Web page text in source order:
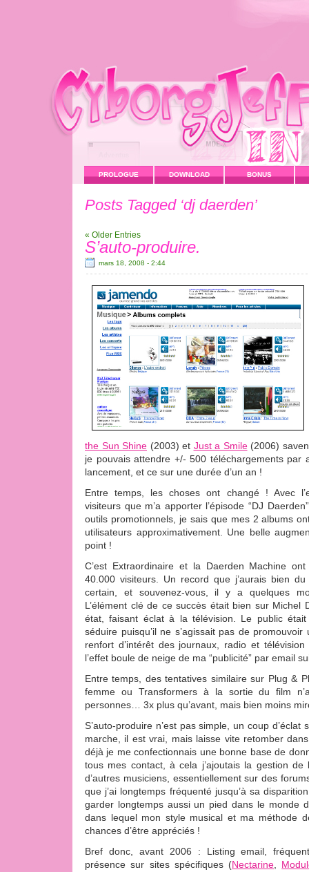
PROLOGUE DOWNLOAD BONUS
Posts Tagged ‘dj daerden’
« Older Entries
S’auto-produire.
mars 18, 2008 - 2:44
the Sun Shine (2003) et Just a Smile(2006)
je pouvais attendre +/- 500 téléchargements par
lancement, et ce sur une durée d’un an !
Entre temps, les choses ont changé ! Avec
visiteurs que m’a apporter l’épisode “DJ
outils promotionnels, je sais que mes 2 albums
utilisateurs approximativement. Une belle
point !
C’est Extraordinaire et la Daerden Machine
40.000 visiteurs. Un record que j’aurais bien
certain, et souvenez-vous, il y a quelques
L’élément clé de ce succès était bien sur Michel
état, faisant éclat à la télévision. Le public
séduire puisqu’il ne s’agissait pas de promouvoir
renfort d’intérêt des journaux, radio et
l’effet boule de neige de ma “publicité” par email
Entre temps, des tentatives similaire sur Plug &
femme ou Transformers à la sortie du film
personnes… 3x plus qu’avant, mais bien moins
S’auto-produire n’est pas simple, un coup d’éclat
marche, il est vrai, mais laisse vite retomber
déjà je me confectionnais une bonne base de
tous mes contact, à cela j’ajoutais la gestion de
d’autres musiciens, essentiellement sur des
que j’ai longtemps fréquenté jusqu’à sa
garder longtemps aussi un pied dans le monde
dans lequel mon style musical et ma méthode
chances d’être appréciés !
Bref donc, avant 2006 : Listing email,
présence sur sites spécifiques (Nectarine,